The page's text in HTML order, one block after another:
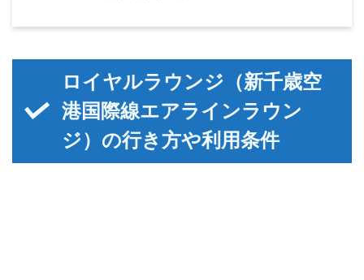
ロイヤルラウンジ（新千歳空
港国際線エアラインラウン
ジ）の行き方や利用条件